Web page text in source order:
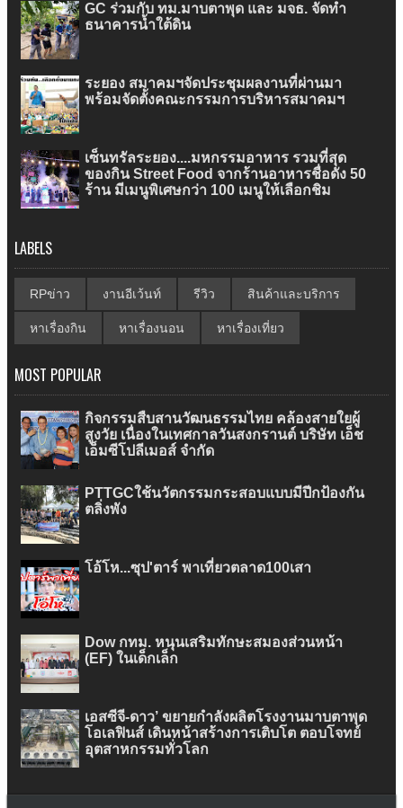
GC ร่วมกับ ทม.มาบตาพุด และ มจธ. จัดทำ
ธนาคารน้ำใต้ดิน
ระยอง สมาคมฯจัดประชุมผลงานที่ผ่านมา
พร้อมจัดตั้งคณะกรรมการบริหารสมาคมฯ
เซ็นทรัลระยอง....มหกรรมอาหาร รวมที่สุด
ของกิน Street Food จากร้านอาหารชื่อดัง 50
ร้าน มีเมนูพิเศษกว่า 100 เมนูให้เลือกชิม
LABELS
RPข่าว งานอีเว้นท์ รีวิว สินค้าและบริการ
หาเรื่องกิน หาเรื่องนอน หาเรื่องเที่ยว
MOST POPULAR
กิจกรรมสืบสานวัฒนธรรมไทย คล้องสายใยผู้
สูงวัย เนื่องในเทศกาลวันสงกรานต์ บริษัท เอ็ช
เอ็มซีโปลีเมอส์ จำกัด
PTTGCใช้นวัตกรรมกระสอบแบบมีปีกป้องกัน
ตลิ่งพัง
โอ้โห...ซุป'ตาร์ พาเที่ยวตลาด100เสา
Dow กทม. หนุนเสริมทักษะสมองส่วนหน้า
(EF) ในเด็กเล็ก
เอสซีจี-ดาว’ ขยายกำลังผลิตโรงงานมาบตาพุด
โอเลฟินส์ เดินหน้าสร้างการเติบโต ตอบโจทย์
อุตสาหกรรมทั่วโลก